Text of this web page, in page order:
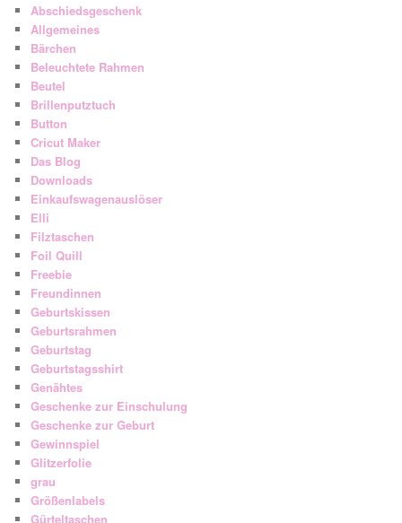
Abschiedsgeschenk
Allgemeines
Bärchen
Beleuchtete Rahmen
Beutel
Brillenputztuch
Button
Cricut Maker
Das Blog
Downloads
Einkaufswagenauslöser
Elli
Filztaschen
Foil Quill
Freebie
Freundinnen
Geburtskissen
Geburtsrahmen
Geburtstag
Geburtstagsshirt
Genähtes
Geschenke zur Einschulung
Geschenke zur Geburt
Gewinnspiel
Glitzerfolie
grau
Größenlabels
Gürteltaschen